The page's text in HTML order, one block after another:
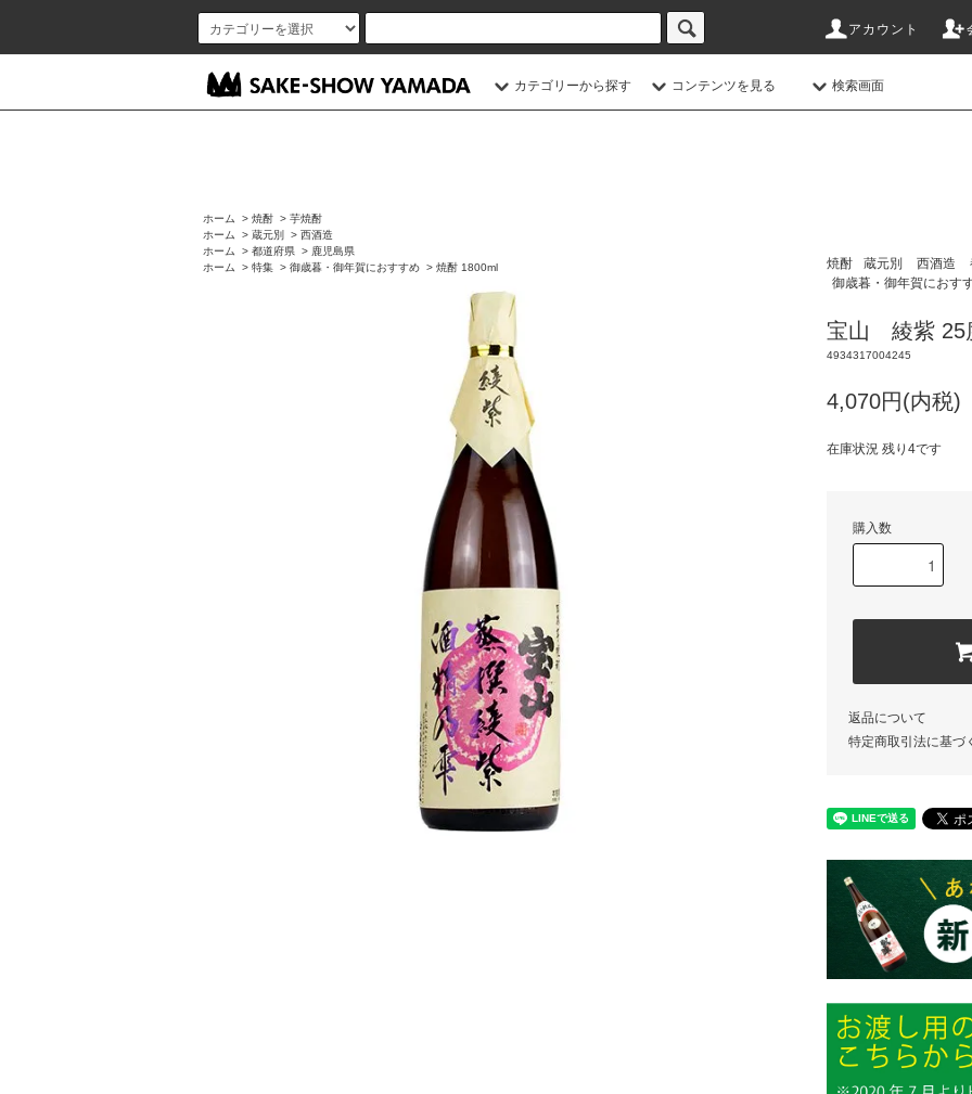
アカウント
カテゴリーから探す コンテンツを見る 検索画面
ホーム >焼酎 >芋焼酎
ホーム
>蔵元別 >西酒造
ホーム
>都道府県 > 鹿児島県
ホーム
>特集 >御歳暮・御年賀におすすめ >焼酎 1800ml 焼酎 蔵元別 西酒造
御歳暮・御年賀におす
宝山 綾紫 25
4934317004245
4,070円(内税)
在庫状況 残り4です
購入数
返品について
特定商取引法に基づ